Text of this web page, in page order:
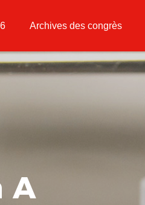
Archives des congrès
A